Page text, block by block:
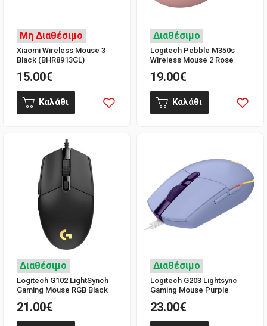
Μη Διαθέσιμο
Xiaomi Wireless Mouse 3
Black (BHR8913GL)
15.00€
Καλάθι
Διαθέσιμο
Logitech Pebble M350s
Wireless Mouse 2 Rose
19.00€
Καλάθι
Διαθέσιμο
Logitech G102 LightSynch
Gaming Mouse RGB Black
21.00€
Διαθέσιμο
Logitech G203 Lightsync
Gaming Mouse Purple
23.00€